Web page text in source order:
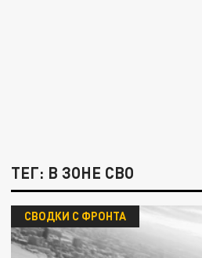
ТЕГ: В ЗОНЕ СВО
СВОДКИ С ФРОНТА